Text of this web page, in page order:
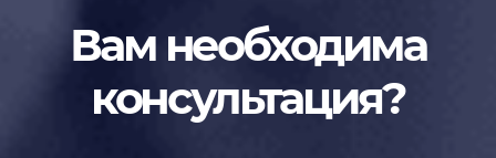
Вам необходима
консультация?